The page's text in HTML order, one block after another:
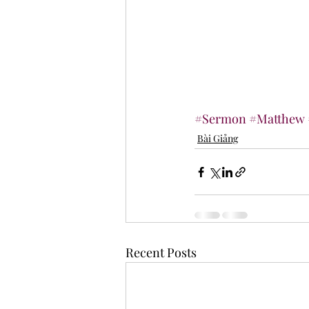
#Sermon #Matthew
Bài Giảng
Recent Posts